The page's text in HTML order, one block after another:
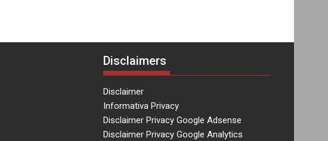
Disclaimers
Disclaimer
Informativa Privacy
Disclaimer Privacy Google Adsense
Disclaimer Privacy Google Analytics